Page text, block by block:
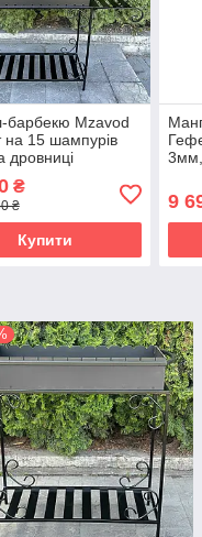
барбекю Mzavod
на 15 шампурів
дровниці
₴
₴
Купити
3мм,
9